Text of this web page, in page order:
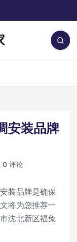
安装品牌
0 评论
装品牌是确保
将为您推荐一
沈北新区福兔